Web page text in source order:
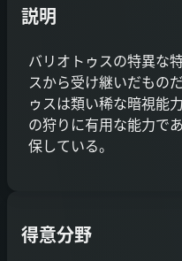
説明
バリオトゥスの特異な
スから受け継いだもの
ゥスは類い稀な暗視能
の狩りに有用な能力で
保している。
得意分野